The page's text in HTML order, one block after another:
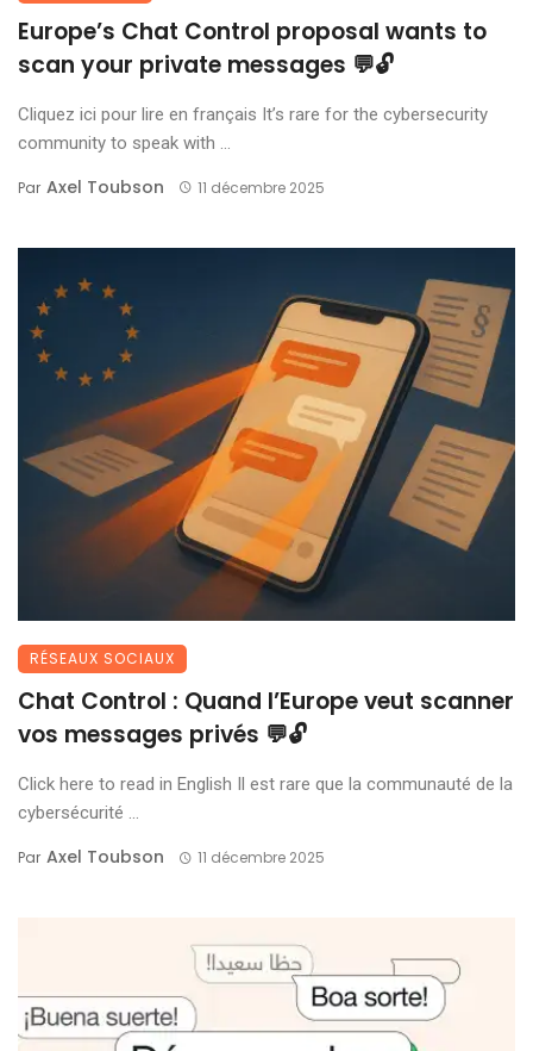
Europe’s Chat Control proposal wants to
scan your private messages 💬🔓
Cliquez ici pour lire en français It’s rare for the cybersecurity
community to speak with ...
Par Axel Toubson 11 décembre 2025
RÉSEAUX SOCIAUX
Chat Control : Quand l’Europe veut scanner
vos messages privés 💬🔓
Click here to read in English Il est rare que la communauté de la
cybersécurité ...
Par Axel Toubson 11 décembre 2025